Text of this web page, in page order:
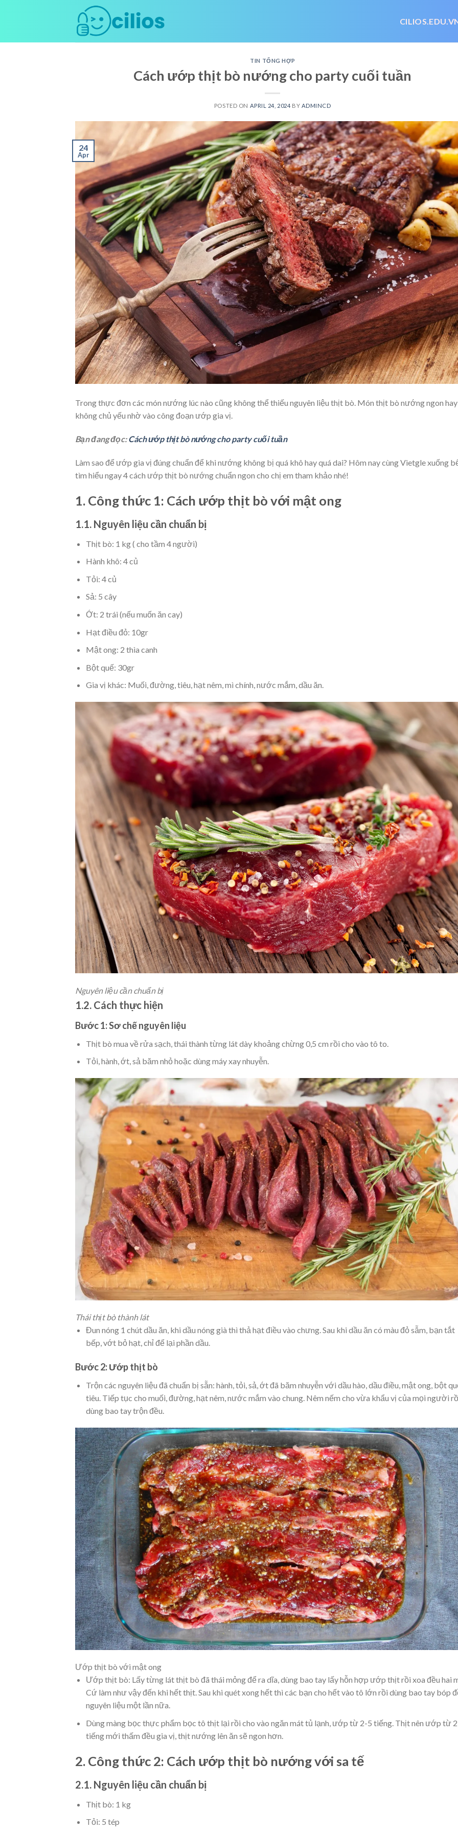
TIN TỔNG HỢP
Cách ướp thịt bò nướng cho party cuối tuần
POSTED ON APRIL 24, 2024 BY ADMINCD
24
Apr
Trong thực đơn các món nướng lúc nào cũng không thể thiếu nguyên liệu thịt bò. Món thịt bò nướng ngon hay
không chủ yếu nhờ vào công đoạn ướp gia vị.
Bạn đang đọc:Cách ướp thịt bò nướng cho party cuối tuần
Làm sao để ướp gia vị đúng chuẩn để khi nướng không bị quá khô hay quá dai? Hôm nay cùng Vietgle xuống
tìm hiểu ngay 4 cách ướp thịt bò nướng chuẩn ngon cho chị em tham khảo nhé!
1. Công thức 1: Cách ướp thịt bò với mật ong
1.1. Nguyên liệu cần chuẩn bị
Thịt bò: 1 kg ( cho tầm 4 người)
Hành khô: 4 củ
Tỏi: 4 củ
Sả: 5 cây
Ớt: 2 trái (nếu muốn ăn cay)
Hạt điều đỏ: 10gr
Mật ong: 2 thìa canh
Bột quế: 30gr
Gia vị khác: Muối, đường, tiêu, hạt nêm, mì chính, nước mắm, dầu ăn.
Nguyên liệu cần chuẩn bị
1.2. Cách thực hiện
Bước 1: Sơ chế nguyên liệu
Thịt bò mua về rửa sạch, thái thành từng lát dày khoảng chừng 0,5 cm rồi cho vào tô to.
Tỏi, hành, ớt, sả băm nhỏ hoặc dùng máy xay nhuyễn.
Thái thịt bò thành lát
Đun nóng 1 chút dầu ăn, khi dầu nóng già thì thả hạt điều vào chưng. Sau khi dầu ăn có màu đỏ sẫm, bạn tắt
bếp, vớt bỏ hạt, chỉ để lại phần dầu.
Bước 2: Ướp thịt bò
Trộn các nguyên liệu đã chuẩn bị sẵn: hành, tỏi, sả, ớt đã băm nhuyễn với dầu hào, dầu điều, mật ong, bột
tiêu. Tiếp tục cho muối, đường, hạt nêm, nước mắm vào chung. Nêm nếm cho vừa khẩu vị của mọi người
dùng bao tay trộn đều.
Ướp thịt bò với mật ong
Ướp thịt bò: Lấy từng lát thịt bò đã thái mỏng để ra dĩa, dùng bao tay lấy hỗn hợp ướp thịt rồi xoa đều hai
Cứ làm như vậy đến khi hết thịt. Sau khi quét xong hết thì các bạn cho hết vào tô lớn rồi dùng bao tay bóp
nguyên liệu một lần nữa.
Dùng màng bọc thực phẩm bọc tô thịt lại rồi cho vào ngăn mát tủ lạnh, ướp từ 2-5 tiếng. Thịt nên ướp từ 2
tiếng mới thấm đều gia vị, thịt nướng lên ăn sẽ ngon hơn.
2. Công thức 2: Cách ướp thịt bò nướng với sa tế
2.1. Nguyên liệu cần chuẩn bị
Thịt bò: 1 kg
Tỏi: 5 tép